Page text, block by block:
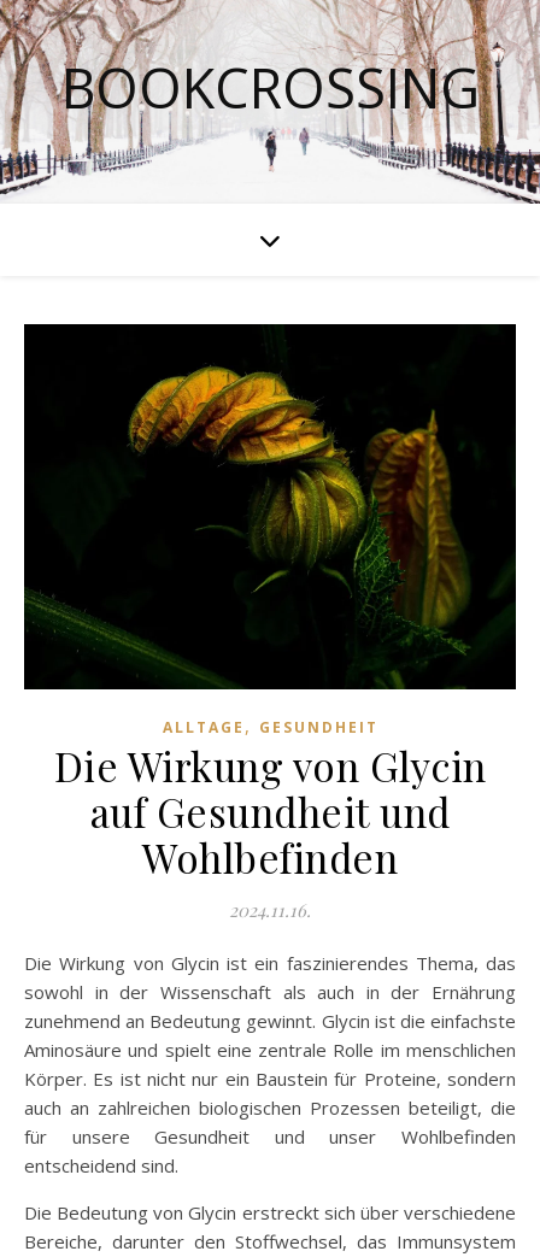
BOOKCROSSING
ALLTAGE , GESUNDHEIT
Die Wirkung von Glycin
auf Gesundheit und
Wohlbefinden
2024.11.16.
Die Wirkung von Glycin ist ein faszinierendes Thema, das
sowohl in der Wissenschaft als auch in der Ernährung
zunehmend an Bedeutung gewinnt. Glycin ist die einfachste
Aminosäure und spielt eine zentrale Rolle im menschlichen
Körper. Es ist nicht nur ein Baustein für Proteine, sondern
auch an zahlreichen biologischen Prozessen beteiligt, die
für unsere Gesundheit und unser Wohlbefinden
entscheidend sind.
Die Bedeutung von Glycin erstreckt sich über verschiedene
Bereiche, darunter den Stoffwechsel, das Immunsystem